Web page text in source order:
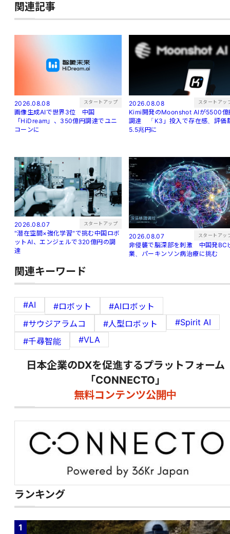
関連記事
2026.08.08 スタートアップ
画像生成AIで世界3位 中国
「HiDream」、350億円調達でユニ
コーンに
2026.08.08 スタートアッ
Kimi開発のMoonshot AIが5500億
調達 「K3」投入で存在感、評価
5.5兆円に
2026.08.07 スタートアップ
"潜在空間×強化学習"で挑む中国ロボ
ットAI、エンジェルで320億円の調
達
2026.08.07 スタートアッ
非侵襲で脳深部を刺激 中国発BCI
業、パーキンソン病治療に挑む
関連キーワード
#AI #ロボット
#AIロボット
#サウジアラムコ
#人型ロボット
#Spirit AI
#千尋智能
#VLA
日本企業のDXを促進するプラットフォーム
「CONNECTO」
無料コンテンツ公開中
ランキング
1